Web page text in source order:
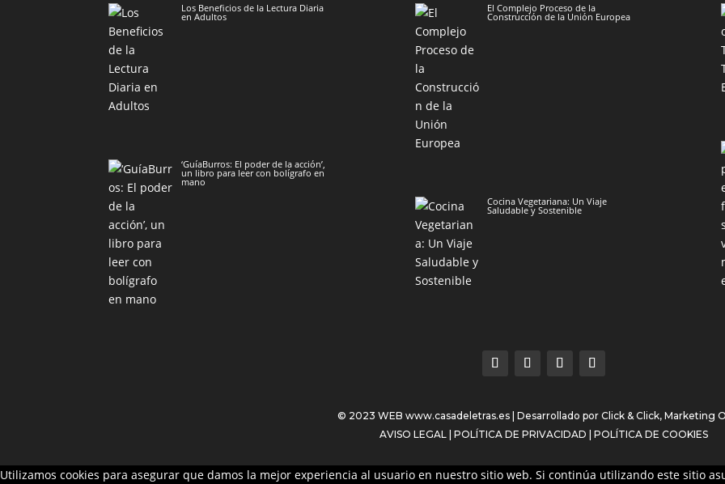
Los Beneficios de la Lectura Diaria
en Adultos
‘GuíaBurros: El poder de la acción’,
un libro para leer con bolígrafo en
mano
El Complejo Proceso de la
Construcción de la Unión Europea
Cocina Vegetariana: Un Viaje
Saludable y Sostenible
© 2023 WEB www.casadeletras.es| Desarrollado por Click & Click, Marketing
AVISO LEGAL POLÍTICA DE PRIVACIDAD POLÍTICA DE COOKIES
Utilizamos cookies para asegurar que damos la mejor experiencia al usuario en nuestro sitio web. Si continúa utilizando este sitio